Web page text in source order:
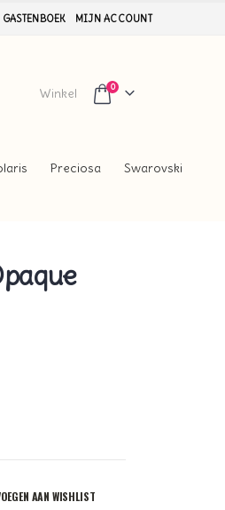
GASTENBOEK MIJN ACCOUNT
Winkel 0
Preciosa Swarovski
AAN WISHLIST